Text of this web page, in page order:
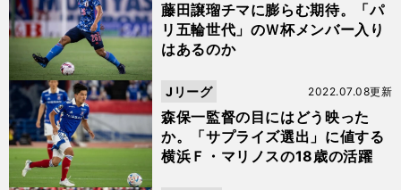
藤田譲瑠チマに膨らむ期待。「パ
リ五輪世代」のＷ杯メンバー入り
はあるのか
森保一監督の目にはどう映った
か。「サプライズ選出」に値する
横浜Ｆ・マリノスの18歳の活躍
2022.07.08更新
Jリーグ